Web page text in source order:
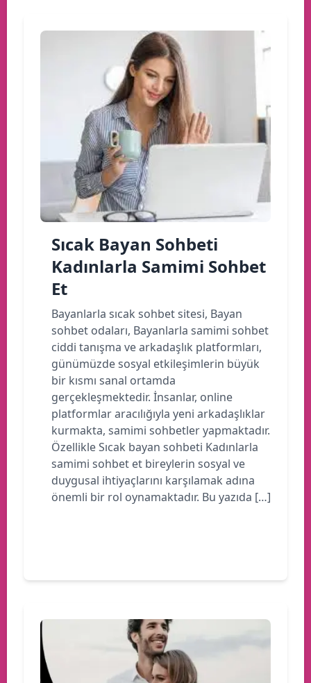
Sıcak Bayan Sohbeti
Kadınlarla Samimi Sohbet
Et
Bayanlarla sıcak sohbet sitesi, Bayan
sohbet odaları, Bayanlarla samimi sohbet
ciddi tanışma ve arkadaşlık platformları,
günümüzde sosyal etkileşimlerin büyük
bir kısmı sanal ortamda
gerçekleşmektedir. İnsanlar, online
platformlar aracılığıyla yeni arkadaşlıklar
kurmakta, samimi sohbetler yapmaktadır.
Özellikle Sıcak bayan sohbeti Kadınlarla
samimi sohbet et bireylerin sosyal ve
duygusal ihtiyaçlarını karşılamak adına
önemli bir rol oynamaktadır. Bu yazıda […]